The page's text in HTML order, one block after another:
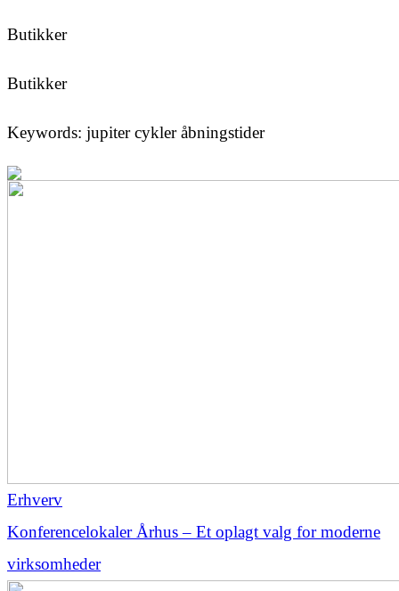
Butikker
Butikker
Keywords: jupiter cykler åbningstider
Erhverv
Konferencelokaler Århus – Et oplagt valg for moderne
virksomheder